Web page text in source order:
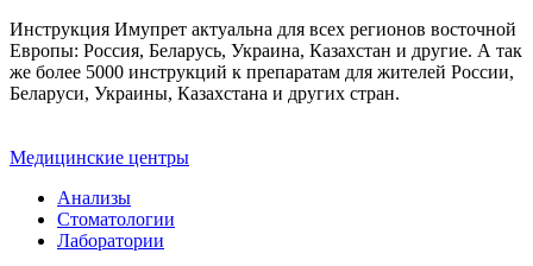
Инструкция Имупрет актуальна для всех регионов восточной
Европы: Россия, Беларусь, Украина, Казахстан и другие. А так
же более 5000 инструкций к препаратам для жителей России,
Беларуси, Украины, Казахстана и других стран.
Медицинские центры
Анализы
Стоматологии
Лаборатории